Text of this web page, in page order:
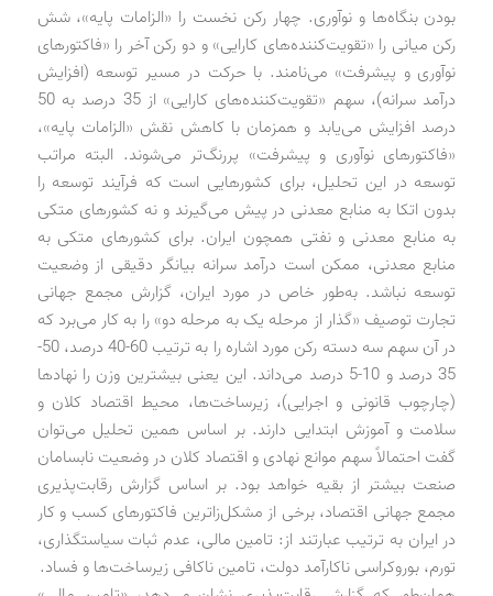
بودن بنگاه‌ها و نوآوری. چهار رکن نخست را «الزامات پایه»، شش
رکن میانی را «تقویت‌کننده‌های کارایی» و دو رکن آخر را «فاکتورهای
نوآوری و پیشرفت» می‌نامند. با حرکت در مسیر توسعه (افزایش
درآمد سرانه)، سهم «تقویت‌کننده‌های کارایی» از 35 درصد به 50
درصد افزایش می‌یابد و همزمان با کاهش نقش «الزامات پایه»،
«فاکتورهای نوآوری و پیشرفت» پررنگ‌تر می‌شوند. البته مراتب
توسعه در این تحلیل، برای کشورهایی است که فرآیند توسعه را
بدون اتکا به منابع معدنی در پیش می‌گیرند و نه کشورهای متکی
به منابع معدنی و نفتی همچون ایران. برای کشورهای متکی به
منابع معدنی، ممکن است درآمد سرانه بیانگر دقیقی از وضعیت
توسعه نباشد. به‌طور خاص در مورد ایران، گزارش مجمع جهانی
تجارت توصیف «گذار از مرحله یک به مرحله دو» را به کار می‌برد که
در آن سهم سه دسته رکن مورد اشاره را به ترتیب 60-40 درصد، 50-
35 درصد و 10-5 درصد می‌داند. این یعنی بیشترین وزن را نهادها
(چارچوب قانونی و اجرایی)، زیرساخت‌ها، محیط اقتصاد کلان و
سلامت و آموزش ابتدایی دارند. بر اساس همین تحلیل می‌توان
گفت احتمالاً سهم موانع نهادی و اقتصاد کلان در وضعیت نابسامان
صنعت بیشتر از بقیه خواهد بود. بر اساس گزارش رقابت‌پذیری
مجمع جهانی اقتصاد، برخی از مشکل‌زاترین فاکتورهای کسب ‌و کار
در ایران به ترتیب عبارتند از: تامین مالی، عدم ثبات سیاستگذاری،
تورم، بوروکراسی ناکارآمد دولت، تامین ناکافی زیرساخت‌ها و فساد.